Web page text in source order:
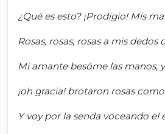
¿Qué es esto? ¡Prodigio! Mis
Rosas, rosas, rosas a mis dedos
Mi amante besóme las manos,
¡oh gracia! brotaron rosas
Y voy por la senda voceando el